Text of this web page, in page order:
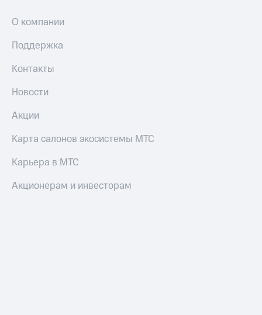
О компании
Поддержка
Контакты
Новости
Акции
Карта салонов экосистемы МТС
Карьера в МТС
Акционерам и инвесторам